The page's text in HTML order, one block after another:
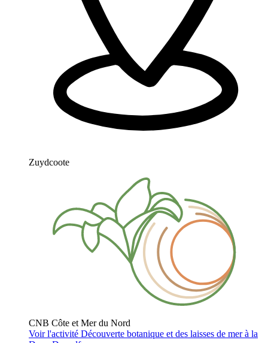
Zuydcoote
CNB Côte et Mer du Nord
Voir l'activité Découverte botanique et des laisses de mer à la